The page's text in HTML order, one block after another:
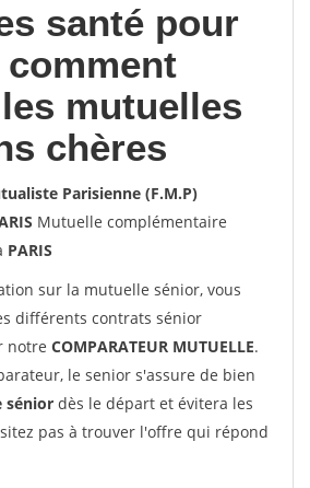
santé pour
mutuelles
chères
Parisienne (F.M.P)
Mutuelle complémentaire
PARIS
sur la mutuelle sénior, vous
différents contrats sénior
notre COMPARATEUR MUTUELLE.
le senior s'assure de bien
sénior dès le départ et évitera les
pas à trouver l'offre qui répond